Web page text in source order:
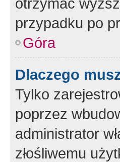
przypadku po
Góra
Dlaczego
Tylko
poprzez
administrator
złośliwemu